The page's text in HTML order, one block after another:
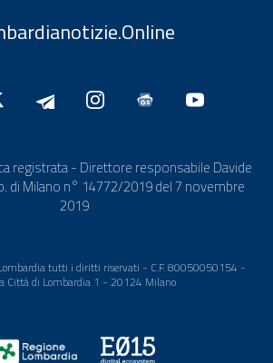
registrata - Direttore responsabile Davide
di Milano n° 14772/2019 del 7 novembre
2019
tutti i diritti riservati - C.F. 80050050154 -
Città di Lombardia 1 - 20124 Milano